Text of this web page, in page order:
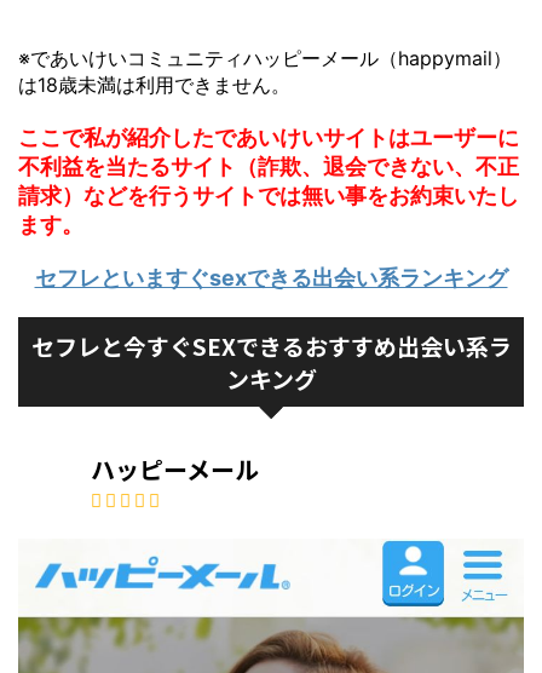
※であいけいコミュニティハッピーメール（happymail）
は18歳未満は利用できません。
ここで私が紹介したであいけいサイトはユーザーに
不利益を当たるサイト（詐欺、退会できない、不正
請求）などを行うサイトでは無い事をお約束いたし
ます。
セフレといますぐsexできる出会い系ランキング
セフレと今すぐSEXできるおすすめ出会い系ラ
ンキング
ハッピーメール